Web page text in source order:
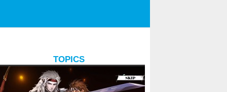
TOPICS